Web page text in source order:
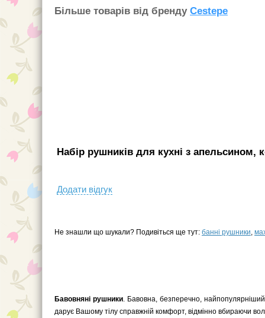
Бiльше товарiв вiд бренду Cestepe
Набір рушників для кухні з апельсином,
Додати вiдгук
Не знашли що шукали? Подивіться ще тут: банні рушники,
Бавовняні рушники. Бавовна, безперечно,
дарує Вашому тілу справжній комфорт, відмінно вбираючи